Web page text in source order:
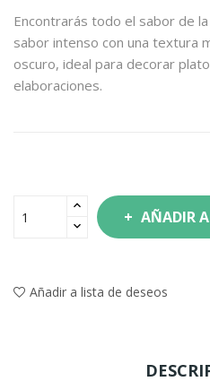
Encontrarás todo el sabor de
sabor intenso con una textura
oscuro, ideal para decorar
elaboraciones.
AÑADIR
Añadir a lista de deseos